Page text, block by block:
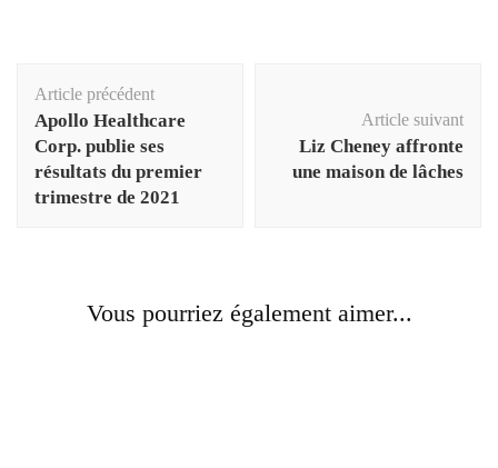
d'article
Article précédent
Apollo Healthcare
Corp. publie ses
résultats du premier
trimestre de 2021
Article suivant
Liz Cheney affronte
une maison de lâches
Vous pourriez également aimer...